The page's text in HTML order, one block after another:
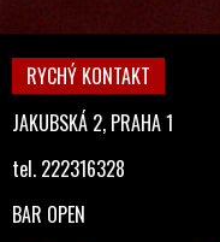
RYCHÝ KONTAKT
JAKUBSKÁ 2, PRAHA 1
tel. 222316328
BAR OPEN